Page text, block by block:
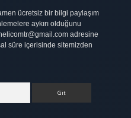
ücretsiz bir bilgi paylaşım
aykırı olduğunu
adresine
süre içerisinde sitemizden